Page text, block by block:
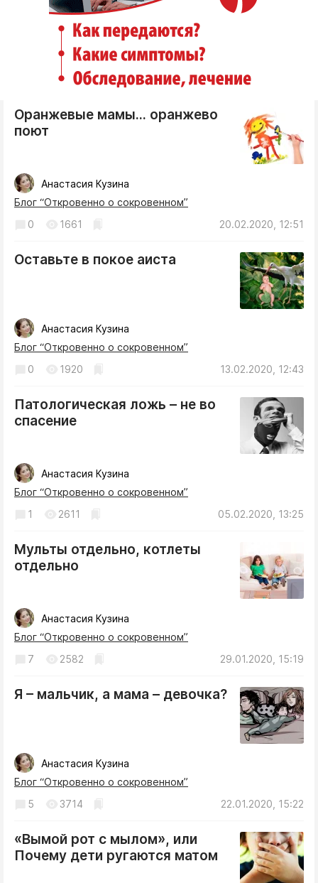
Оранжевые мамы... оранжево
поют
Анастасия Кузина
Блог “Откровенно о сокровенном”
20.02.2020, 12:51
0 1661
Оставьте в покое аиста
Анастасия Кузина
Блог “Откровенно о сокровенном”
13.02.2020, 12:43
0 1920
Патологическая ложь – не во
спасение
Анастасия Кузина
Блог “Откровенно о сокровенном”
05.02.2020, 13:25
1 2611
Мульты отдельно, котлеты
отдельно
Анастасия Кузина
Блог “Откровенно о сокровенном”
29.01.2020, 15:19
7 2582
Я – мальчик, а мама – девочка?
Анастасия Кузина
Блог “Откровенно о сокровенном”
22.01.2020, 15:22
5 3714
«Вымой рот с мылом», или
Почему дети ругаются матом